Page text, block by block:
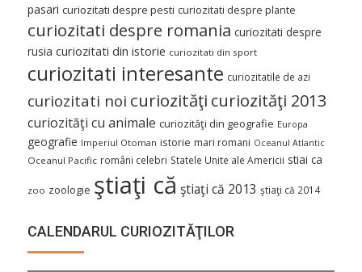
pasari curiozitati despre pesti curiozitati despre plante
curiozitati despre romania curiozitati despre
rusia curiozitati din istorie curiozitati din sport
curiozitati interesante curiozitatile de azi
curiozitati noi curiozităţi curiozităţi 2013
curiozităţi cu animale curiozităţi din geografie Europa
geografie Imperiul Otoman istorie mari romani Oceanul Atlantic
Oceanul Pacific români celebri Statele Unite ale Americii stiai ca
zoo zoologie ştiaţi că ştiaţi că 2013 ştiaţi că 2014
CALENDARUL CURIOZITĂŢILOR